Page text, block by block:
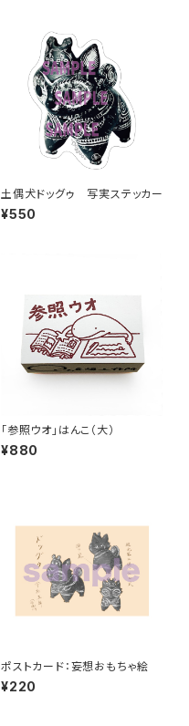
土偶犬ドッグゥ 写実ステッカー
¥550
「参照ウオ」はんこ（大）
¥880
ポストカード：妄想おもちゃ絵
¥220